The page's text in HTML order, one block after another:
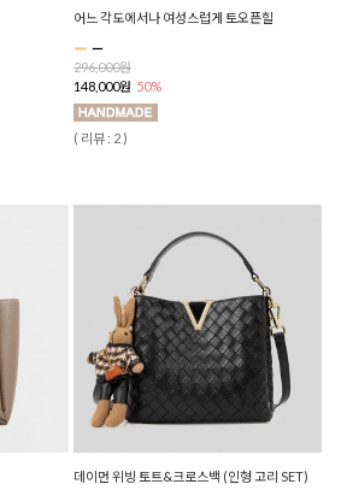
어느 각도에서나 여성스럽게 토오픈힐
296,000원
148,000원 50%
( 리뷰 : 2 )
데이먼 위빙 토트&크로스백 (인형 고리 SET)